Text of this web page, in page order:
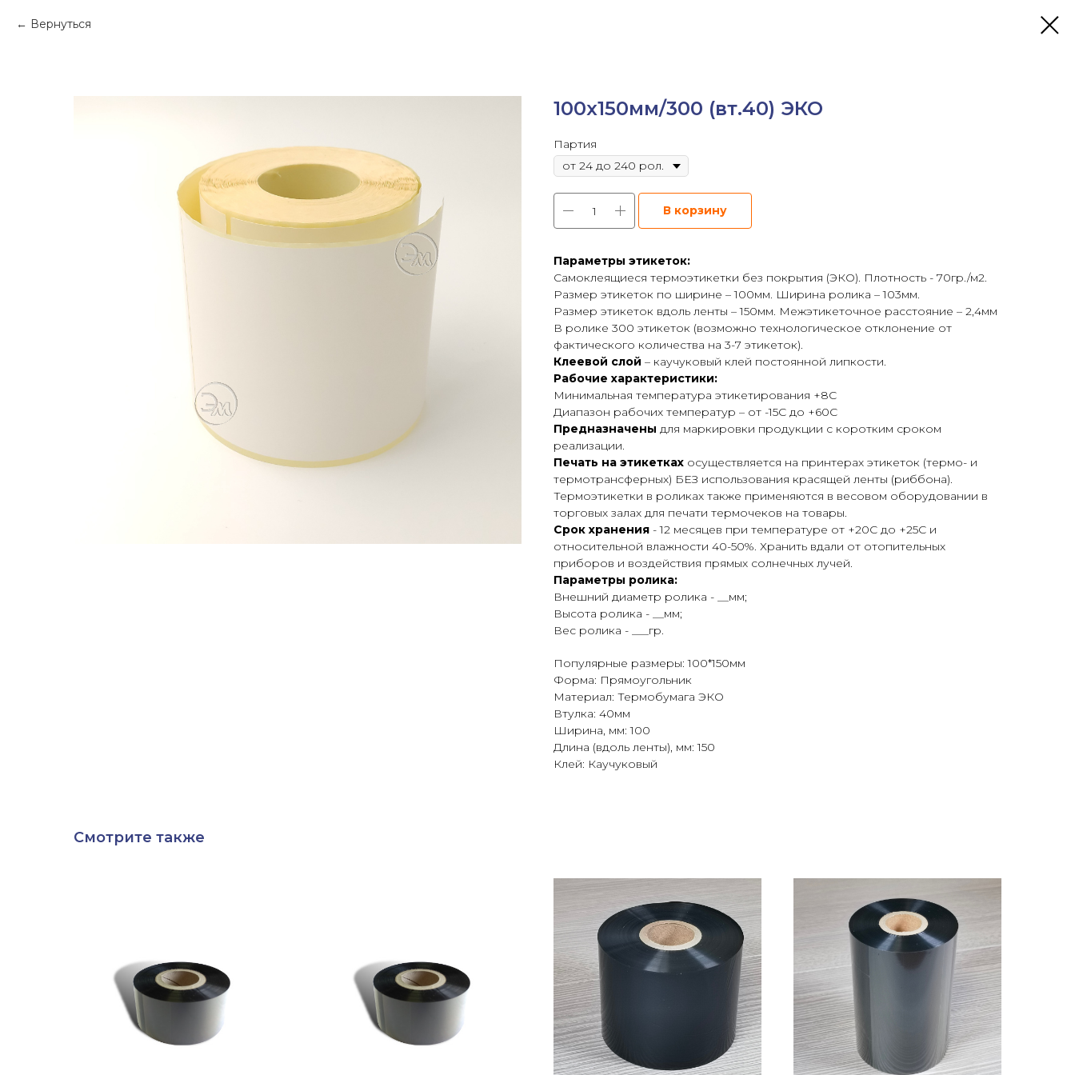
Вернуться
100х150мм/300 (вт.40) ЭКО
Партия
В корзину
Параметры этикеток:
Самоклеящиеся термоэтикетки без покрытия (ЭКО). Плотность - 70гр./м2.
Размер этикеток по ширине – 100мм. Ширина ролика – 103мм.
Размер этикеток вдоль ленты – 150мм. Межэтикеточное расстояние – 2,4мм
В ролике 300 этикеток (возможно технологическое отклонение от
фактического количества на 3-7 этикеток).
Клеевой слой – каучуковый клей постоянной липкости.
Рабочие характеристики:
Минимальная температура этикетирования +8С
Диапазон рабочих температур – от -15С до +60С
Предназначены для маркировки продукции с коротким сроком
реализации.
Печать на этикетках осуществляется на принтерах этикеток (термо- и
термотрансферных) БЕЗ использования красящей ленты (риббона).
Термоэтикетки в роликах также применяются в весовом оборудовании в
торговых залах для печати термочеков на товары.
Срок хранения - 12 месяцев при температуре от +20С до +25С и
относительной влажности 40-50%. Хранить вдали от отопительных
приборов и воздействия прямых солнечных лучей.
Параметры ролика:
Внешний диаметр ролика - __мм;
Высота ролика - __мм;
Вес ролика - ___гр.
Популярные размеры: 100*150мм
Форма: Прямоугольник
Материал: Термобумага ЭКО
Втулка: 40мм
Ширина, мм: 100
Длина (вдоль ленты), мм: 150
Клей: Каучуковый
Смотрите также